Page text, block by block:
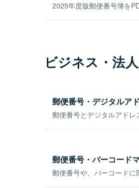
2025年度版郵便番号簿を
ビジネス・法
郵便番号・デジタルア
郵便番号とデジタルアドレ
郵便番号・バーコード
郵便番号や、バーコードに